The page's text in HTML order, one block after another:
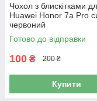
Чохол з блискітками
Huawei Honor 7a Pro
червоний
Готово до відправки
100 ₴ 200 ₴
Купити